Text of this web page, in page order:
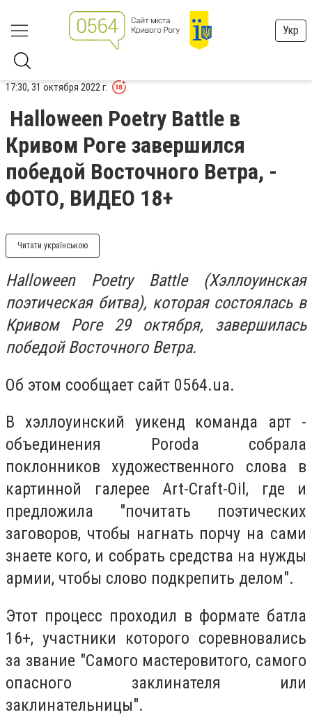
Укр
17:30, 31 октября 2022 г.
Halloween Poetry Battle в
Кривом Роге завершился
победой Восточного Ветра, -
ФОТО, ВИДЕО 18+
Читати українською
Halloween Poetry Battle (Хэллоуинская
поэтическая битва), которая состоялась в
Кривом Роге 29 октября, завершилась
победой Восточного Ветра.
Об этом сообщает сайт 0564.ua.
В хэллоуинский уикенд команда арт -
объединения Poroda собрала
поклонников художественного слова в
картинной галерее Art-Craft-Oil, где и
предложила "почитать поэтических
заговоров, чтобы нагнать порчу на сами
знаете кого, и собрать средства на нужды
армии, чтобы слово подкрепить делом".
Этот процесс проходил в формате батла
16+, участники которого соревновались
за звание "Самого мастеровитого, самого
опасного заклинателя или
заклинательницы".